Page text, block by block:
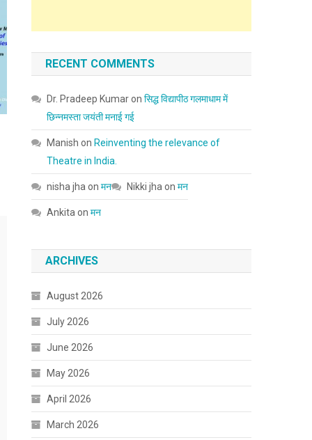
RECENT COMMENTS
Dr. Pradeep Kumaronसिद्ध विद्यापीठ गलमाधाम में
छिन्नमस्ता जयंती मनाई गई
Manish on Reinventing the relevance of
Theatre in India.
nisha jha onमन Nikki jha onमन
Ankita onमन
ARCHIVES
August 2026
July 2026
June 2026
May 2026
April 2026
March 2026